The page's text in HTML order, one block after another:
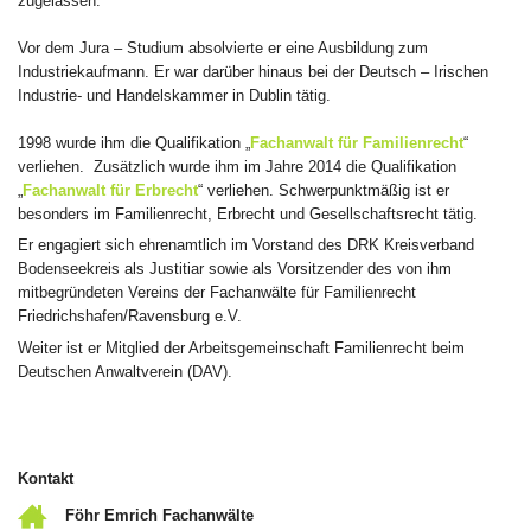
Vor dem Jura – Studium absolvierte er eine Ausbildung zum
Industriekaufmann. Er war darüber hinaus bei der Deutsch – Irischen
Industrie- und Handelskammer in Dublin tätig.
1998 wurde ihm die Qualifikation „ Fachanwalt für Familienrecht“
verliehen. Zusätzlich wurde ihm im Jahre 2014 die Qualifikation
Fachanwalt für Erbrecht“ verliehen. Schwerpunktmäßig ist er
besonders im Familienrecht, Erbrecht und Gesellschaftsrecht tätig.
Er engagiert sich ehrenamtlich im Vorstand des DRK Kreisverband
Bodenseekreis als Justitiar sowie als Vorsitzender des von ihm
mitbegründeten Vereins der Fachanwälte für Familienrecht
Friedrichshafen/Ravensburg e.V.
Weiter ist er Mitglied der Arbeitsgemeinschaft Familienrecht beim
Deutschen Anwaltverein (DAV).
Kontakt
Föhr Emrich Fachanwälte